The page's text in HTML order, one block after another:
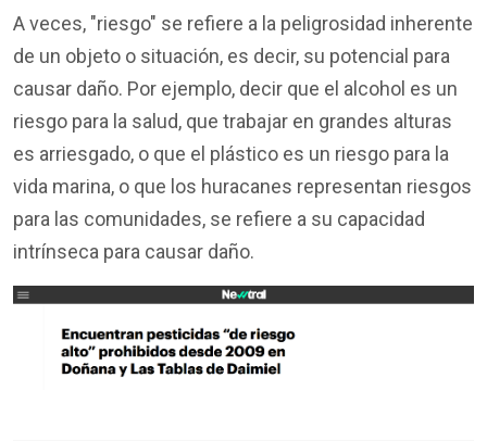
A veces, "riesgo" se refiere a la peligrosidad inherente
de un objeto o situación, es decir, su potencial para
causar daño. Por ejemplo, decir que el alcohol es un
riesgo para la salud, que trabajar en grandes alturas
es arriesgado, o que el plástico es un riesgo para la
vida marina, o que los huracanes representan riesgos
para las comunidades, se refiere a su capacidad
intrínseca para causar daño.